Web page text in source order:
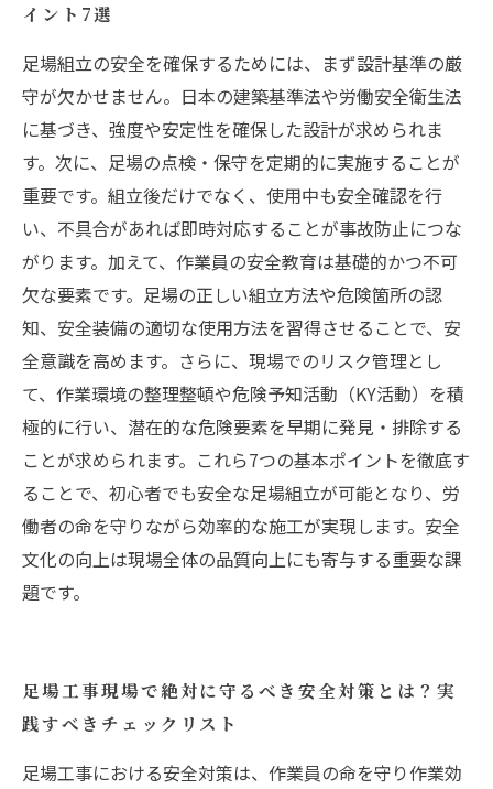
イント7選
足場組立の安全を確保するためには、まず設計基準の厳
守が欠かせません。日本の建築基準法や労働安全衛生法
に基づき、強度や安定性を確保した設計が求められま
す。次に、足場の点検・保守を定期的に実施することが
重要です。組立後だけでなく、使用中も安全確認を行
い、不具合があれば即時対応することが事故防止につな
がります。加えて、作業員の安全教育は基礎的かつ不可
欠な要素です。足場の正しい組立方法や危険箇所の認
知、安全装備の適切な使用方法を習得させることで、安
全意識を高めます。さらに、現場でのリスク管理とし
て、作業環境の整理整頓や危険予知活動（KY活動）を積
極的に行い、潜在的な危険要素を早期に発見・排除する
ことが求められます。これら7つの基本ポイントを徹底す
ることで、初心者でも安全な足場組立が可能となり、労
働者の命を守りながら効率的な施工が実現します。安全
文化の向上は現場全体の品質向上にも寄与する重要な課
題です。
足場工事現場で絶対に守るべき安全対策とは？実
践すべきチェックリスト
足場工事における安全対策は、作業員の命を守り作業効